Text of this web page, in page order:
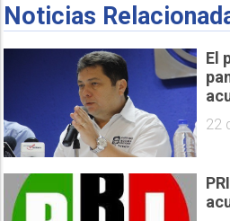
Noticias
El
22